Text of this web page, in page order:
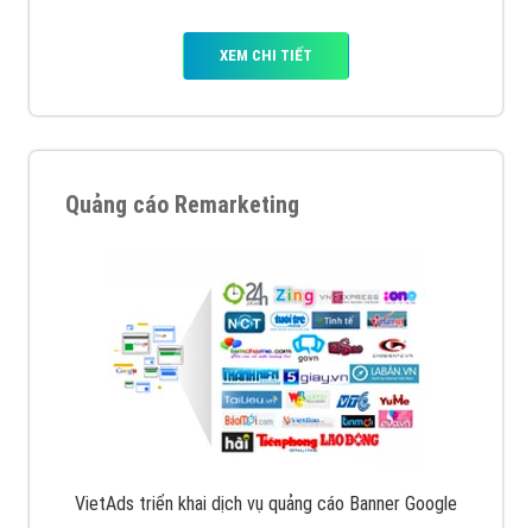
XEM CHI TIẾT
Quảng cáo Remarketing
VietAds triển khai dịch vụ quảng cáo Banner Google